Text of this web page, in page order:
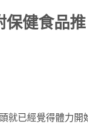
保健食品推
就已經覺得體力開